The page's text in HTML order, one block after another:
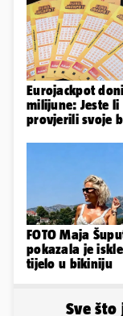
Eurojackpot
milijune: Jeste li
provjerili svoje
FOTO Maja
pokazala je
tijelo u bikiniju
Sve